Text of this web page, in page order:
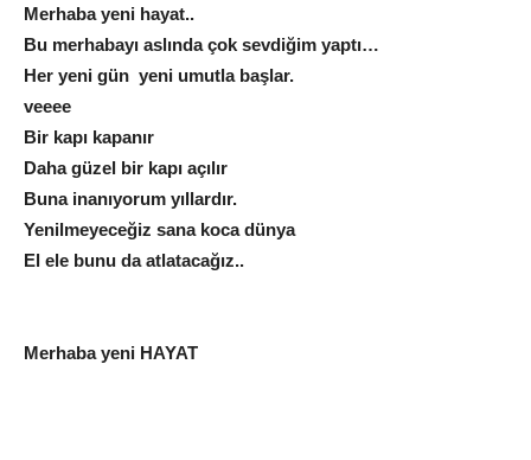
Merhaba yeni hayat..
Bu merhabayı aslında çok sevdiğim yaptı…
Her yeni gün yeni umutla başlar.
veeee
Bir kapı kapanır
Daha güzel bir kapı açılır
Buna inanıyorum yıllardır.
Yenilmeyeceğiz sana koca dünya
El ele bunu da atlatacağız..
Merhaba yeni HAYAT